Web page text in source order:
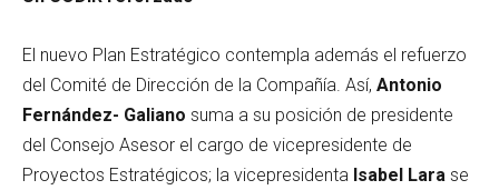
El nuevo Plan Estratégico contempla además el refuerzo
del Comité de Dirección de la Compañía. Así, Antonio
Fernández- Galiano suma a su posición de presidente
del Consejo Asesor el cargo de vicepresidente de
Proyectos Estratégicos; la vicepresidenta Isabel Lara se